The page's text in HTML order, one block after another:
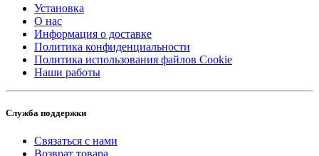
Установка
О нас
Информация о доставке
Политика конфиденциальности
Политика использования файлов Cookie
Наши работы
Служба поддержки
Связаться с нами
Возврат товара